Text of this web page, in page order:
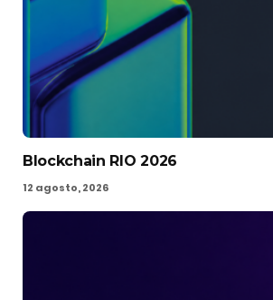
12 agosto, 2026
Blockchain RIO 2026